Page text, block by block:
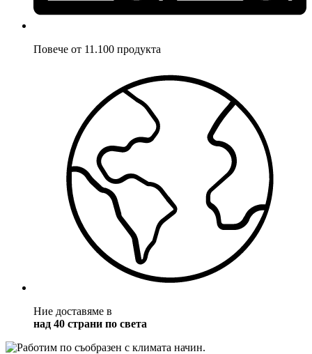
Повече от 11.100 продукта
Ние доставяме в
над 40 страни по света